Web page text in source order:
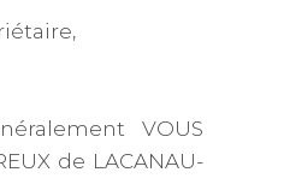
VOUS
de LACANAU-